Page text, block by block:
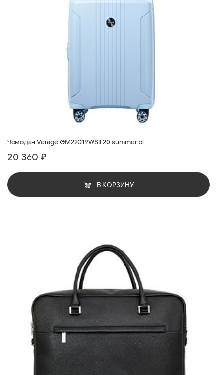
Чемодан Verage GM22019WSII 20 summer bl
20 360 ₽
В КОРЗИНУ